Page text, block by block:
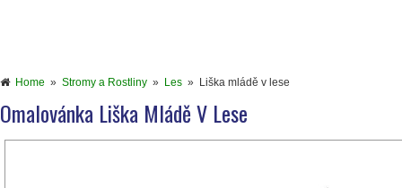
Home » Stromy a Rostliny » Les » Liška mládě v lese
Omalovánka Liška Mládě V Lese